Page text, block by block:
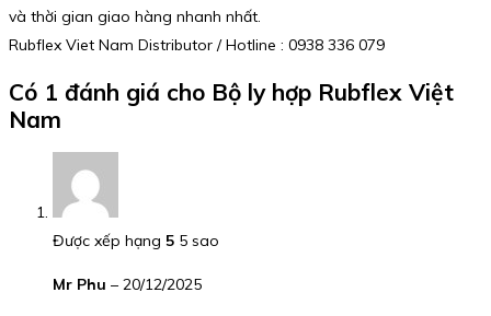
và thời gian giao hàng nhanh nhất.
Rubflex Viet Nam Distributor / Hotline : 0938 336 079
Có 1 đánh giá cho Bộ ly hợp Rubflex Việt
Nam
Được xếp hạng 5 5 sao
Mr Phu – 20/12/2025